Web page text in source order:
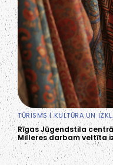
TŪRISMS|KULTŪRA UN
Rīgas Jūgendstila
Milleres darbam veltīta